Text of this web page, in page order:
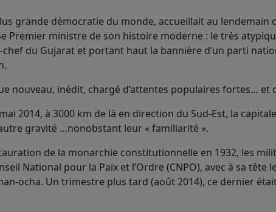
grande démocratie du monde, accueillait au lendemain
Premier ministre de son histoire moderne : le très
du Gujarat et portant haut la bannière d’un parti
nouveau, inédit, chargé d’attentes populaires fortes… et
2014, à 3000 km de là en direction du Sud-Est, la
gravité …nonobstant leur « familiarité ».
de la monarchie constitutionnelle en 1932, les
National pour la Paix et l’Ordre (CNPO), avec à sa tête
ocha. Un trimestre plus tard (août 2014), ce dernier